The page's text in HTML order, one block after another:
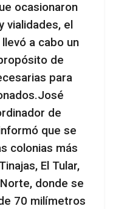
ocasionaron
vialidades, el
a cabo un
de
para
de
que se
colonias más
El Tular,
donde se
70 milímetros